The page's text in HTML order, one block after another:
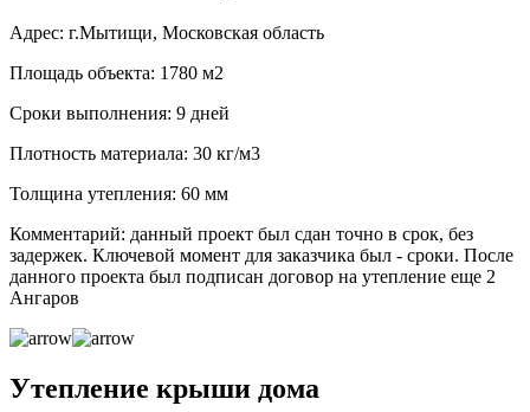
Адрес: г.Мытищи, Московская область
Площадь объекта: 1780 м2
Сроки выполнения: 9 дней
Плотность материала: 30 кг/м3
Толщина утепления: 60 мм
Комментарий: данный проект был сдан точно в срок, без
задержек. Ключевой момент для заказчика был - сроки. После
данного проекта был подписан договор на утепление еще 2
Ангаров
Утепление крыши дома